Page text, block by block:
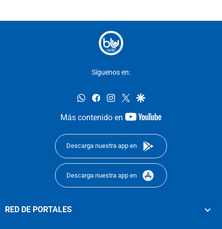
Síguenos en:
whatsappfacebookinstagram
twittergoogle
Más contenido en
youtube-
Descarga nuestra app en
Descarga nuestra app en
RED DE PORTALES